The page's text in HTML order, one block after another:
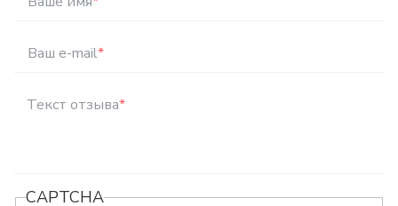
Ваш e-mail*
Текст отзыва*
CAPTCHA